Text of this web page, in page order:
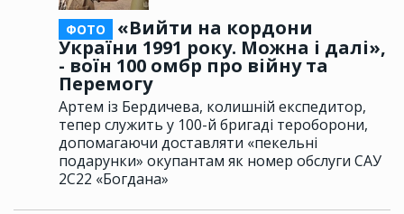
ФОТО
«Вийти на кордони
України 1991 року. Можна і далі»,
- воїн 100 омбр про війну та
Перемогу
Артем із Бердичева, колишній експедитор,
тепер служить у 100-й бригаді тероборони,
допомагаючи доставляти «пекельні
подарунки» окупантам як номер обслуги САУ
2С22 «Богдана»